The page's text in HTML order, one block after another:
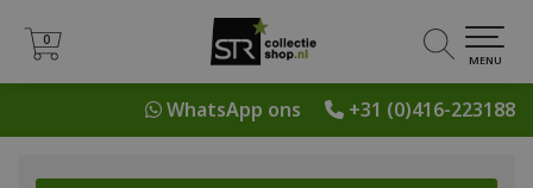
+31 (0)416-223188
WhatsApp ons
0
0
MENU